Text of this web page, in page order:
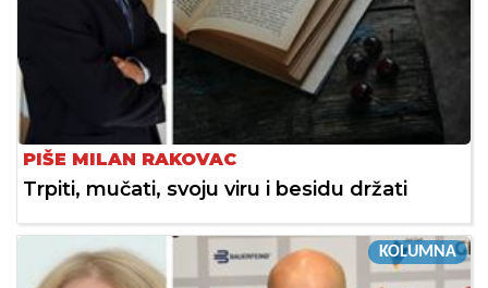
PIŠE MILAN RAKOVAC
Trpiti, mučati, svoju viru i besidu držati
KOLUMNA